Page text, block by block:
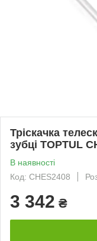
Тріскачка
зубці TOPTUL
В наявності
Код: CHES2408
3 342 ₴